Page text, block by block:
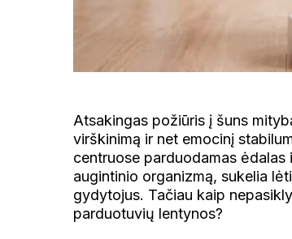
Atsakingas požiūris į šuns
virškinimą ir net emocinį
centruose parduodamas
augintinio organizmą, sukelia
gydytojus. Tačiau kaip
parduotuvių lentynos?